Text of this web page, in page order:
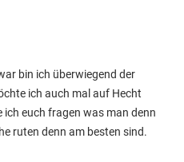
bin ich überwiegend der
ich auch mal auf Hecht
euch fragen was man denn
ruten denn am besten sind.